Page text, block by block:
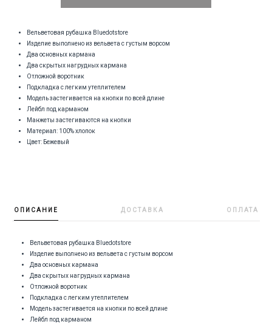
Вельветовая рубашка Bluedotstore
Изделие выполнено из вельвета с густым ворсом
Два основных кармана
Два скрытых нагрудных кармана
Отложной воротник
Подкладка с легким утеплителем
Модель застегивается на кнопки по всей длине
Лейбл под карманом
Манжеты застегиваются на кнопки
Материал: 100% хлопок
Цвет: Бежевый
ОПИСАНИЕ ДОСТАВКА ОПЛАТА
Вельветовая рубашка Bluedotstore
Изделие выполнено из вельвета с густым ворсом
Два основных кармана
Два скрытых нагрудных кармана
Отложной воротник
Подкладка с легким утеплителем
Модель застегивается на кнопки по всей длине
Лейбл под карманом